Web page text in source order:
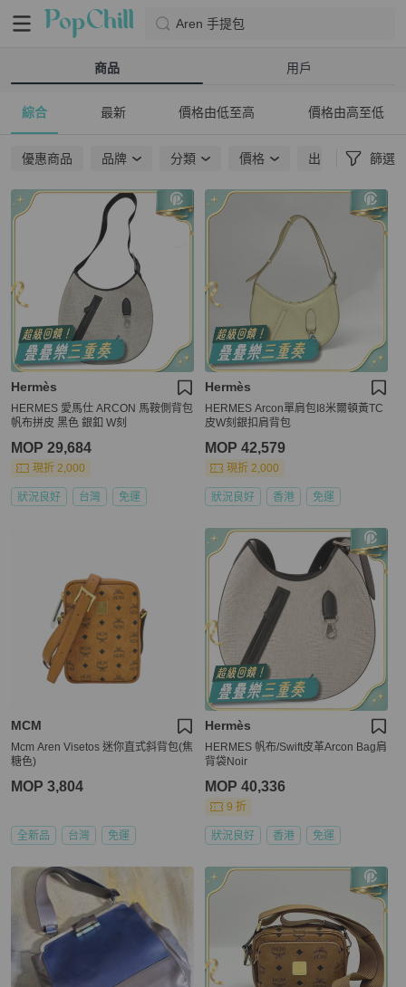
Aren 手提包
商品 用戶
綜合 最新 價格由低至高 價格由高至低
優惠商品 品牌 分類 價格 出貨地點 篩選
Hermès
HERMES 愛馬仕 ARCON 馬鞍側背包
帆布拼皮 黑色 銀釦 W刻
MOP 29,684
現折 2,000
狀況良好 台灣 免運
Hermès
HERMES Arcon單肩包I8米爾頓黃TC
皮W刻銀扣肩背包
MOP 42,579
現折 2,000
狀況良好 香港 免運
MCM
Mcm Aren Visetos 迷你直式斜背包(焦
糖色)
MOP 3,804
全新品 台灣 免運
Hermès
HERMES 帆布/Swift皮革Arcon Bag肩
背袋Noir
MOP 40,336
9 折
狀況良好 香港 免運